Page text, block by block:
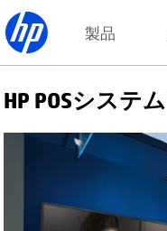
製品
HP POSシステ